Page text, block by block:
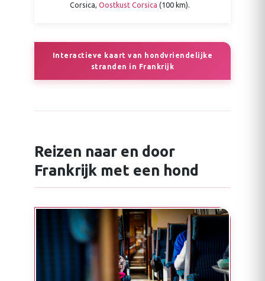
Corsica, Oostkust Corsica (100 km).
Interactieve kaart van hondvriendelijke
stranden in Frankrijk
Reizen naar en door
Frankrijk met een hond